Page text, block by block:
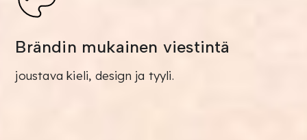
Brändin mukainen viestintä
joustava kieli, design ja tyyli.